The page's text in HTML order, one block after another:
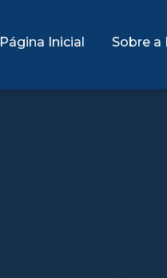
Página Inicial Sobre a